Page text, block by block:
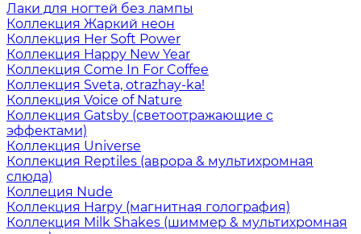
Лаки для ногтей без лампы
Коллекция Жаркий неон
Коллекция Her Soft Power
Коллекция Happy New Year
Коллекция Come In For Coffee
Коллекция Sveta, otrazhay-ka!
Коллекция Voice of Nature
Коллекция Gatsby (светоотражающие с
эффектами)
Коллекция Universe
Коллекция Reptiles (аврора & мультихромная
слюда)
Коллеция Nude
Коллекция Harpy (магнитная голография)
Коллекция Milk Shakes (шиммер & мультихромная